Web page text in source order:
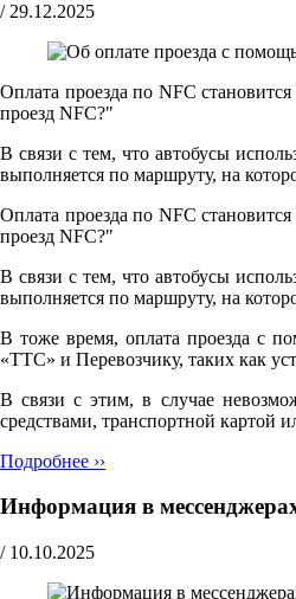
/ 29.12.2025
Оплата проезда по NFC
проезд NFC?"
В связи с тем, что автобусы
выполняется по маршруту, на
Оплата проезда по NFC
проезд NFC?"
В связи с тем, что автобусы
выполняется по маршруту, на
В тоже время, оплата проезда с
«ТТС» и Перевозчику, таких как
В связи с этим, в случае
средствами, транспортной картой
Подробнее ››
Информация в
/ 10.10.2025